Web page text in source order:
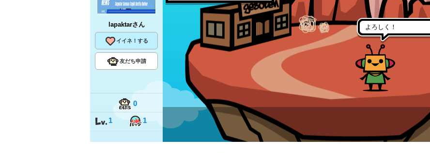
lapaktarさん
イイネ！する
友だち申請
0
1 1
よろしく！